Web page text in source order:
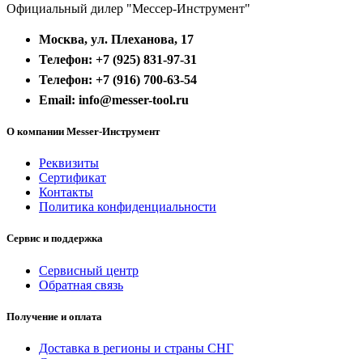
Официальный дилер "Мессер-Инструмент"
Москва, ул. Плеханова, 17
Телефон: +7 (925) 831-97-31
Телефон: +7 (916) 700-63-54
Email: info@messer-tool.ru
О компании Messer-Инструмент
Реквизиты
Сертификат
Контакты
Политика конфиденциальности
Сервис и поддержка
Сервисный центр
Обратная связь
Получение и оплата
Доставка в регионы и страны СНГ